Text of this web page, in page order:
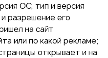
ОС, тип и версия
разрешение его
на сайт
или по какой рекламе;
открывает и на